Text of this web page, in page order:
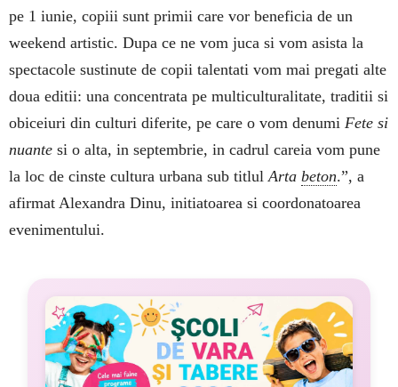
pe 1 iunie, copiii sunt primii care vor beneficia de un
weekend artistic. Dupa ce ne vom juca si vom asista la
spectacole sustinute de copii talentati vom mai pregati alte
doua editii: una concentrata pe multiculturalitate, traditii si
obiceiuri din culturi diferite, pe care o vom denumi Fete si
nuante si o alta, in septembrie, in cadrul careia vom pune
la loc de cinste cultura urbana sub titlulArta beton.”, a
afirmat Alexandra Dinu, initiatoarea si coordonatoarea
evenimentului.